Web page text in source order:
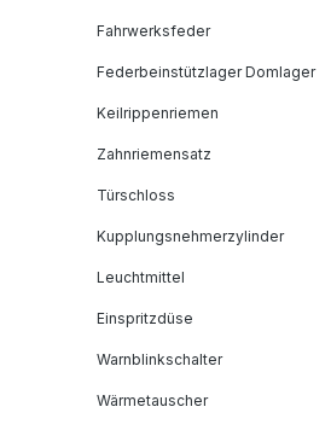
Fahrwerksfeder
Federbeinstützlager Domlager
Keilrippenriemen
Zahnriemensatz
Türschloss
Kupplungsnehmerzylinder
Leuchtmittel
Einspritzdüse
Warnblinkschalter
Wärmetauscher